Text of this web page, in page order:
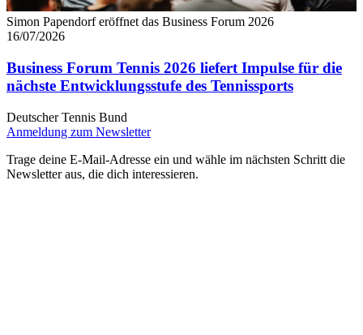
Simon Papendorf eröffnet das Business Forum 2026
16/07/2026
Business Forum Tennis 2026 liefert Impulse für die
nächste Entwicklungsstufe des Tennissports
Deutscher Tennis Bund
Anmeldung zum Newsletter
Trage deine E-Mail-Adresse ein und wähle im nächsten Schritt die
Newsletter aus, die dich interessieren.